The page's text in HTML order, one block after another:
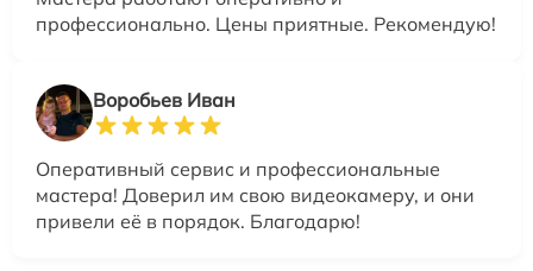
профессионально. Цены приятные. Рекомендую!
Воробьев Иван
Оперативный сервис и профессиональные
мастера! Доверил им свою видеокамеру, и они
привели её в порядок. Благодарю!